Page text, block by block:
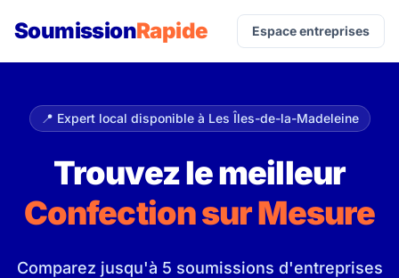
SoumissionRapide Espace entreprises
📍 Expert local disponible à Les Îles-de-la-Madeleine
Trouvez le meilleur
Confection sur Mesure
Comparez jusqu'à 5 soumissions d'entreprises